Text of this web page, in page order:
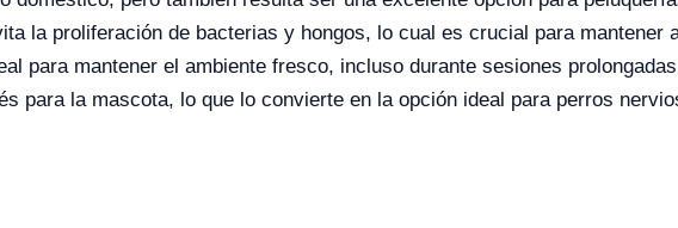
la proliferación de bacterias y hongos, lo cual es crucial para mantener
para mantener el ambiente fresco, incluso durante sesiones
para la mascota, lo que lo convierte en la opción ideal para perros